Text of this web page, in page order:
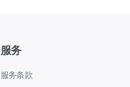
服务
服务条款